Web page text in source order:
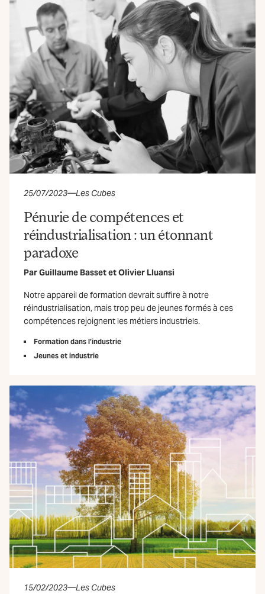
25/07/2023—Les Cubes
Pénurie de compétences et
réindustrialisation : un étonnant
paradoxe
ParGuillaume BassetetOlivier Lluansi
Notre appareil de formation devrait suffire à notre
réindustrialisation, mais trop peu de jeunes formés à ces
compétences rejoignent les métiers industriels.
Formation dans l’industrie
Jeunes et industrie
15/02/2023—Les Cubes